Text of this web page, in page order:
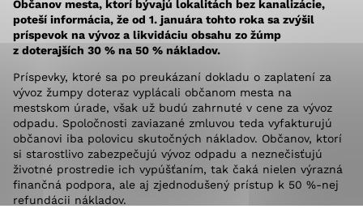
Občanov mesta, ktorí bývajú lokalitách bez kanalizácie,
poteší informácia, že od 1. januára tohto roka sa zvýšil
príspevok na vývoz a likvidáciu obsahu zo žúmp
z doterajších 30 % na 50 % nákladov.
Príspevky, ktoré sa po preukázaní dokladu o zaplatení za
vývoz žumpy doteraz vyplácali občanom mesta na
mestskom úrade, však už budú zahrnuté v cene za vývoz
odpadu. Spoločnosti zaviazané zmluvou teda vyfakturujú
občanovi iba polovicu skutočných nákladov. Občanov, ktorí
si starostlivo zabezpečujú vývoz odpadu a neznečisťujú
životné prostredie ich vypúšťaním, tak čaká nielen výrazná
finančná podpora, ale aj zjednodušený prístup k 50 %-nej
refundácii nákladov.
stránke a prístup k zabezpečeným oblastiam webovej
stránky. Bez týchto súborov cookie nemôže web
správne fungovať.
Analytické cookies
Analytické cookies pomáhajú prevádzkovateľovi stránok
pochopiť, ako návštevníci stránok stránku používajú,
aby mohol stránky optimalizovať a ponúknuť im lepšiu
skúsenosť. Všetky dáta sa zbierajú anonymne a nie je
možné ich spojiť s konkrétnou osobou.